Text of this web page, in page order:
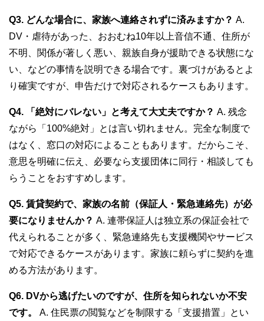
Q3. どんな場合に、家族へ連絡されずに済みますか？ A.
DV・虐待があった、おおむね10年以上音信不通、住所が
不明、関係が著しく悪い、親族自身が援助できる状態にな
い、などの事情を説明できる場合です。裏づけがあるとよ
り確実ですが、申告だけで対応されるケースもあります。
Q4. 「絶対にバレない」と考えて大丈夫ですか？ A. 残念
ながら「100%絶対」とは言い切れません。完全な制度で
はなく、窓口の対応によることもあります。だからこそ、
意思を明確に伝え、必要なら支援団体に同行・相談しても
らうことをおすすめします。
Q5. 賃貸契約で、家族の名前（保証人・緊急連絡先）が必
要になりませんか？ A. 連帯保証人は独立系の保証会社で
代えられることが多く、緊急連絡先も支援機関やサービス
で対応できるケースがあります。家族に頼らずに契約を進
める方法があります。
Q6. DVから逃げたいのですが、住所を知られないか不安
です。
A. 住民票の閲覧などを制限する「支援措置」とい